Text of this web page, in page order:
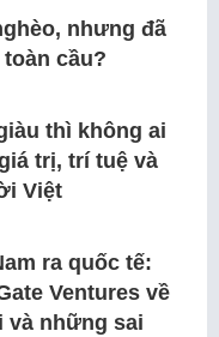
nhưng đã
cầu?
thì không ai
trị, trí tuệ và
Việt
ra quốc tế:
Ventures về
và những sai